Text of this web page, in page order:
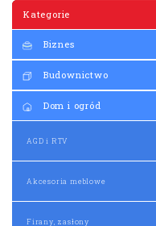
Kategorie
Biznes
Budownictwo
Dom i ogród
AGD i RTV
Akcesoria meblowe
Firany, zasłony